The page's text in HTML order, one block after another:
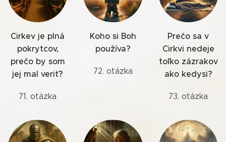
Cirkev je plná
pokrytcov,
prečo by som
jej mal veriť?
71. otázka
Koho si Boh
používa?
72. otázka
Prečo sa v
Cirkvi nedeje
toľko zázrakov
ako kedysi?
73. otázka